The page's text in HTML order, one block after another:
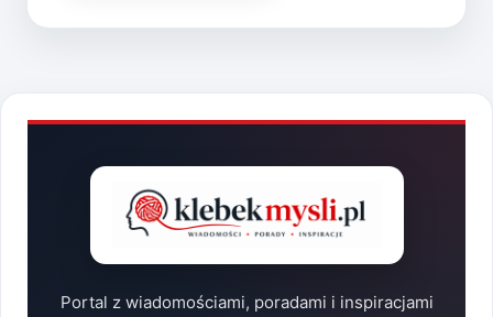
NA
Portal z wiadomościami, poradami i inspiracjami